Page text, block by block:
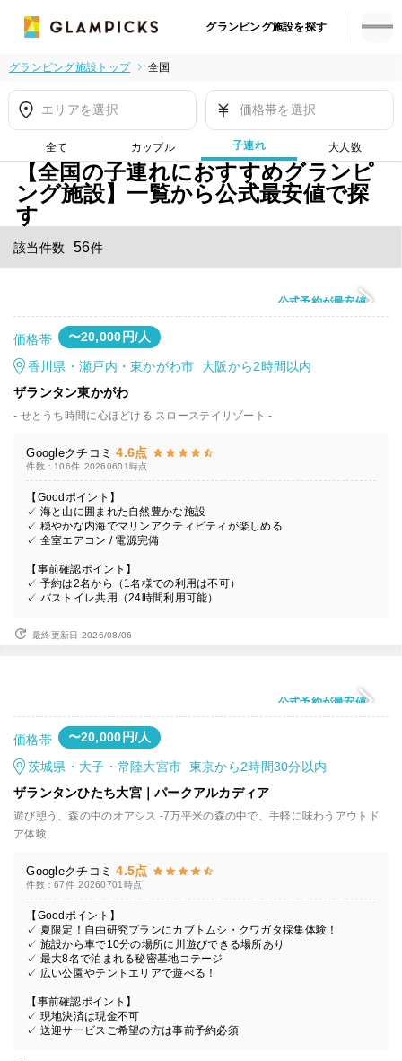
グランピング施設を探す
グランピング施設トップ 全国
エリアを選択 価格帯を選択
全て カップル 子連れ 大人数
【全国の子連れにおすすめグランピ
ング施設】一覧から公式最安値で探
す
該当件数 56件
公式予約が最安値
価格帯 〜20,000円/人
香川県・瀬戸内・東かがわ市 大阪から2時間以内
ザランタン東かがわ
- せとうち時間に心ほどける スローステイリゾート -
Googleクチコミ 4.6点
件数：106件 20260601時点
【Goodポイント】
✓ 海と山に囲まれた自然豊かな施設
✓ 穏やかな内海でマリンアクティビティが楽しめる
✓ 全室エアコン / 電源完備
【事前確認ポイント】
✓ 予約は2名から（1名様での利用は不可）
✓ バストイレ共用（24時間利用可能）
最終更新日 2026/08/06
公式予約が最安値
価格帯 〜20,000円/人
茨城県・大子・常陸大宮市 東京から2時間30分以内
ザランタンひたち大宮｜パークアルカディア
遊び憩う、森の中のオアシス -7万平米の森の中で、手軽に味わうアウトド
ア体験
Googleクチコミ 4.5点
件数：67件 20260701時点
【Goodポイント】
✓ 夏限定！自由研究プランにカブトムシ・クワガタ採集体験！
✓ 施設から車で10分の場所に川遊びできる場所あり
✓ 最大8名で泊まれる秘密基地コテージ
✓ 広い公園やテントエリアで遊べる！
【事前確認ポイント】
✓ 現地決済は現金不可
✓ 送迎サービスご希望の方は事前予約必須